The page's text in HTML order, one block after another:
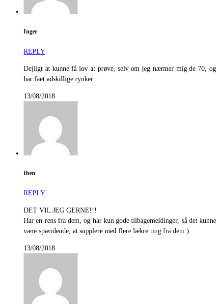
Inger
REPLY
Dejligt at kunne få lov at prøve, selv om jeg nærmer mig de 70, og
har fået adskillige rynker
13/08/2018
Iben
REPLY
DET VIL JEG GERNE!!!
Har en rens fra dem, og har kun gode tilbagemeldinger, så det kunne
være spændende, at supplere med flere lækre ting fra dem:)
13/08/2018